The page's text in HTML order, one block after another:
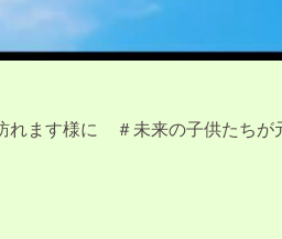
れます様に ＃未来の子供たちが